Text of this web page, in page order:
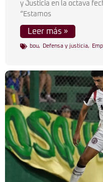
y Justicia en la octava
“Estamos
Leer más »
bou, Defensa y justicia,